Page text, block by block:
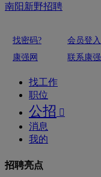
南阳新野招聘
找密码? 会员登入
康强网
联系康强
找工作
职位
公招 
消息
我的
招聘亮点